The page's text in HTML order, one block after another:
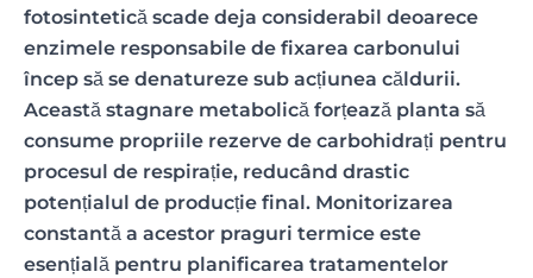
fotosintetică scade deja considerabil deoarece
enzimele responsabile de fixarea carbonului
încep să se denatureze sub acțiunea căldurii.
Această stagnare metabolică forțează planta să
consume propriile rezerve de carbohidrați pentru
procesul de respirație, reducând drastic
potențialul de producție final. Monitorizarea
constantă a acestor praguri termice este
esențială pentru planificarea tratamentelor